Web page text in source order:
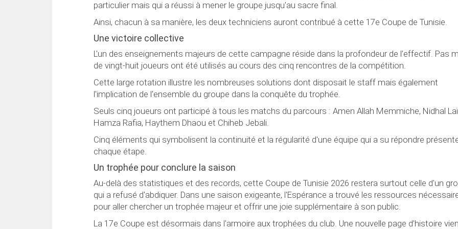
particulier mais qui a réussi à mener le groupe jusqu'au sacre final.
Ainsi, chacun à sa manière, les deux techniciens auront contribué à cette 17e Coupe de Tunisie.
Une victoire collective
L'un des enseignements majeurs de cette campagne réside dans la profondeur de l'effectif. Pas
de vingt-huit joueurs ont été utilisés au cours des cinq rencontres de la compétition.
Cette large rotation illustre les nombreuses solutions dont disposait le staff mais également
l'implication de l'ensemble du groupe dans la conquête du trophée.
Seuls cinq joueurs ont participé à tous les matchs du parcours : Amen Allah Memmiche, Nidhal
Hamza Rafia, Haythem Dhaou et Chiheb Jebali.
Cinq éléments qui symbolisent la continuité et la régularité d'une équipe qui a su répondre
chaque étape.
Un trophée pour conclure la saison
Au-delà des statistiques et des records, cette Coupe de Tunisie 2026 restera surtout celle d'un
qui a refusé d'abdiquer. Dans une saison exigeante, l'Espérance a trouvé les ressources
pour aller chercher un trophée majeur et offrir une joie supplémentaire à son public.
La 17e Coupe est désormais dans l'armoire aux trophées du club. Une nouvelle page d'histoire